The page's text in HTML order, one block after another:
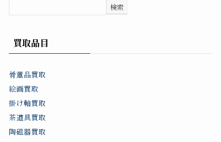
検索
買取品目
骨董品買取
絵画買取
掛け軸買取
茶道具買取
陶磁器買取